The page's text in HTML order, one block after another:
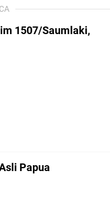
1507/Saumlaki,
Papua